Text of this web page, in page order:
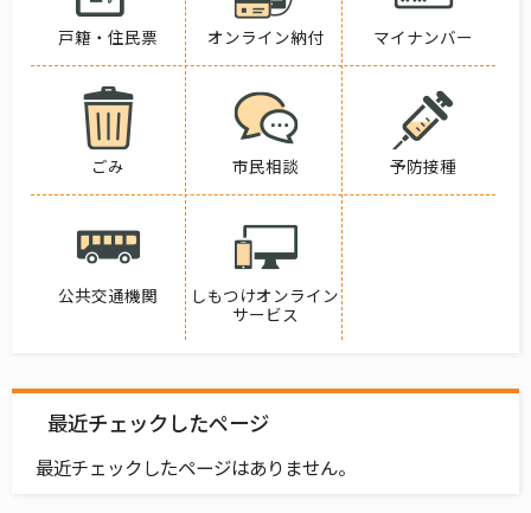
戸籍・住民票 オンライン納付 マイナンバー
ごみ 市民相談 予防接種
公共交通機関
しもつけオンライン
サービス
最近チェックしたページ
最近チェックしたページはありません。